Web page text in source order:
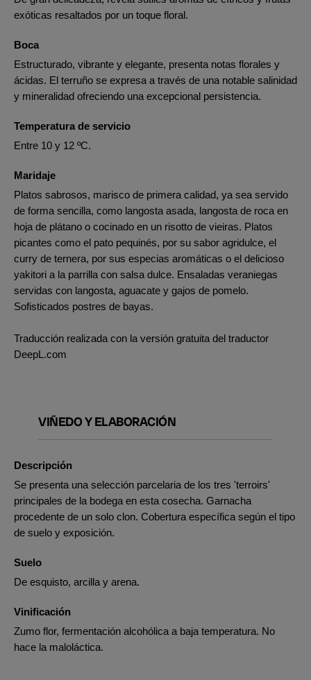
exóticas resaltados por un toque floral.
Boca
Estructurado, vibrante y elegante, presenta notas florales y
ácidas. El terruño se expresa a través de una notable salinidad
y mineralidad ofreciendo una excepcional persistencia.
Temperatura de servicio
Entre 10 y 12 ºC.
Maridaje
Platos sabrosos, marisco de primera calidad, ya sea servido
de forma sencilla, como langosta asada, langosta de roca en
hoja de plátano o cocinado en un risotto de vieiras. Platos
picantes como el pato pequinés, por su sabor agridulce, el
curry de ternera, por sus especias aromáticas o el delicioso
yakitori a la parrilla con salsa dulce. Ensaladas veraniegas
servidas con langosta, aguacate y gajos de pomelo.
Sofisticados postres de bayas.
Traducción realizada con la versión gratuita del traductor
DeepL.com
VIÑEDO Y ELABORACIÓN
Descripción
Se presenta una selección parcelaria de los tres 'terroirs'
principales de la bodega en esta cosecha. Garnacha
procedente de un solo clon. Cobertura específica según el tipo
de suelo y exposición.
Suelo
De esquisto, arcilla y arena.
Vinificación
Zumo flor, fermentación alcohólica a baja temperatura. No
hace la maloláctica.